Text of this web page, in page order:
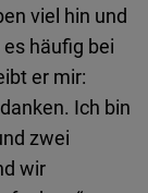
viel hin und
häufig bei
er mir:
Ich bin
zwei
wir